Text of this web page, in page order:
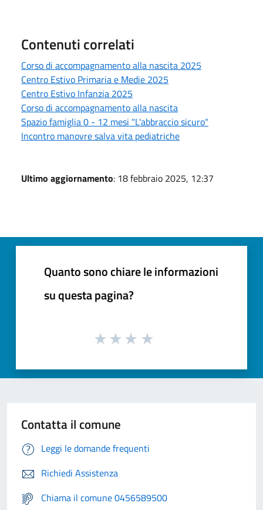
Contenuti correlati
Corso di accompagnamento alla nascita 2025
Centro Estivo Primaria e Medie 2025
Centro Estivo Infanzia 2025
Corso di accompagnamento alla nascita
Spazio famiglia 0 - 12 mesi "L'abbraccio sicuro"
Incontro manovre salva vita pediatriche
Ultimo aggiornamento: 18 febbraio 2025, 12:37
Quanto sono chiare le informazioni
su questa pagina?
Contatta il comune
Leggi le domande frequenti
Richiedi Assistenza
Chiama il comune 0456589500